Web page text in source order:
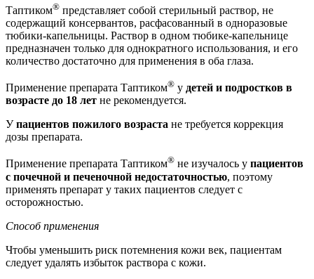
Таптиком® представляет собой стерильный раствор, не
содержащий консервантов, расфасованный в одноразовые
тюбики-капельницы. Раствор в одном тюбике-капельнице
предназначен только для однократного использования, и его
количество достаточно для применения в оба глаза.
Применение препарата Таптиком® у детей и подростков в
возрасте до 18 лет не рекомендуется.
Упациентов пожилого возраста не требуется коррекция
дозы препарата.
Применение препарата Таптиком® не изучалось у пациентов
с почечной и печеночной недостаточностью, поэтому
применять препарат у таких пациентов следует с
осторожностью.
Способ применения
Чтобы уменьшить риск потемнения кожи век, пациентам
следует удалять избыток раствора с кожи.